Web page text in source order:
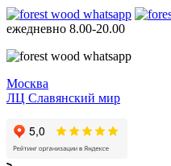
ежедневно 8.00-20.00
Москва
ЛЦ Славянский мир